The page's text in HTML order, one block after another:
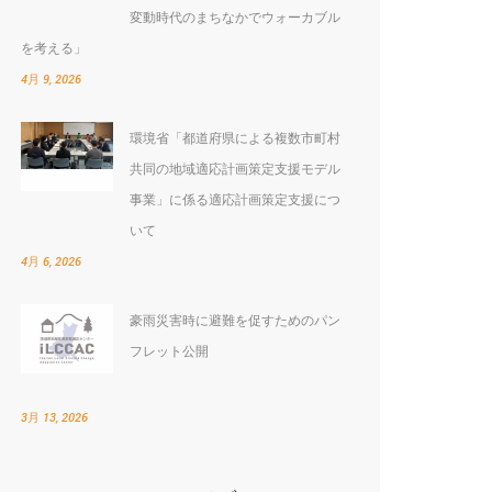
変動時代のまちなかでウォーカブル
を考える」
4月 9, 2026
環境省「都道府県による複数市町村
共同の地域適応計画策定支援モデル
事業」に係る適応計画策定支援につ
いて
4月 6, 2026
豪雨災害時に避難を促すためのパン
フレット公開
3月 13, 2026